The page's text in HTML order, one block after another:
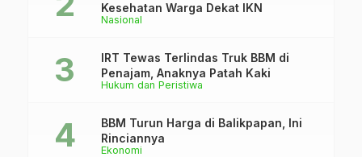
Nasional
Kesehatan Warga Dekat IKN
Hukum dan Peristiwa
IRT Tewas Terlindas Truk BBM di
Penajam, Anaknya Patah Kaki
Ekonomi
BBM Turun Harga di Balikpapan, Ini
Rinciannya